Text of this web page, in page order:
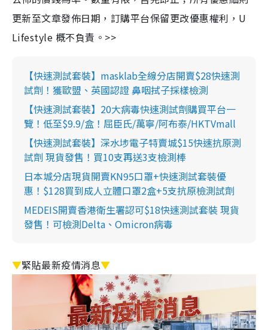
更新至文章發佈日期，訂購平台保留更改優惠權利，U
Lifestyle 概不負責。>>
【快速測試套裝】masklab全線分店開賣$28快速測
試劑！獲歐盟、英國認證 鼻咽拭子採樣檢測
【快速測試套裝】20大病毒快速測試劑購買平台一
覽！低至$9.9/盒！屈臣氏/萬寧/阿布泰/HKTVmall
【快速測試套裝】深水埗電子特賣城$15快速抗原測
試劑 現貨發售！買10支再送3支檢測棒
日本城分店現貨開賣KN95口罩+快速測試套裝優
惠！$128買到成人立體口罩2盒+5支抗原檢測試劑
MEDEIS開賣香港衛生署認可$18快速測試套裝 現貨
發售！可檢測Delta、Omicron病毒
▼緊貼最新疫情消息▼